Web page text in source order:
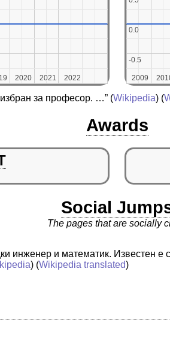
2020
2020 2021
2021 2022
2022 2009
2009
-0.5
-0.5
0.0
0.0
за професор. …” (Wikipedia) (
Awards
Social
The pages that are socially
инженер и математик. Известен
) (Wikipedia translated)